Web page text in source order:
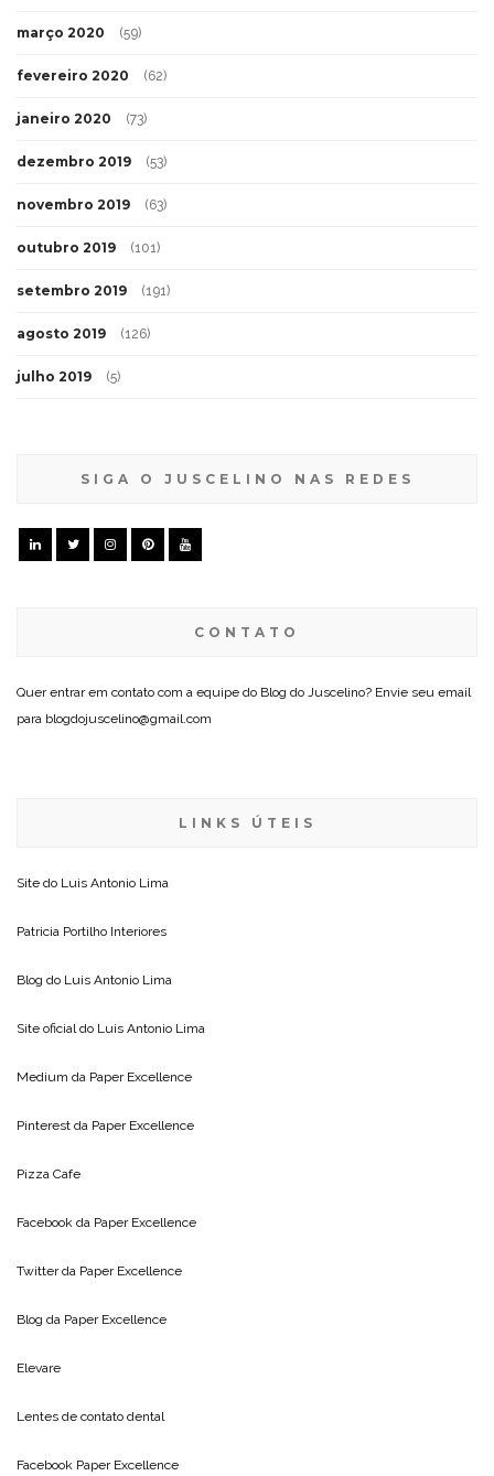
março 2020 (59)
fevereiro 2020 (62)
janeiro 2020 (73)
dezembro 2019 (53)
novembro 2019 (63)
outubro 2019 (101)
setembro 2019 (191)
agosto 2019 (126)
julho 2019 (5)
SIGA O JUSCELINO NAS REDES
CONTATO
Quer entrar em contato com a equipe do Blog do Juscelino? Envie seu email
para blogdojuscelino@gmail.com
LINKS ÚTEIS
Site do Luis Antonio Lima
Patricia Portilho Interiores
Blog do Luis Antonio Lima
Site oficial do Luis Antonio Lima
Medium da Paper Excellence
Pinterest da Paper Excellence
Pizza Cafe
Facebook da Paper Excellence
Twitter da Paper Excellence
Blog da Paper Excellence
Elevare
Lentes de contato dental
Facebook Paper Excellence